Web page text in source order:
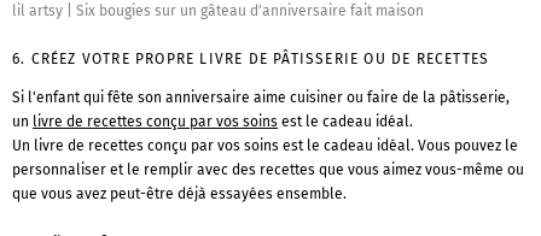
lil artsy Six bougies sur un gâteau d'anniversaire fait maison
6. CRÉEZ VOTRE PROPRE LIVRE DE PÂTISSERIE OU DE RECETTES
Si l'enfant qui fête son anniversaire aime cuisiner ou faire de la pâtisserie,
un livre de recettes conçu par vos soins est le cadeau idéal.
Un livre de recettes conçu par vos soins est le cadeau idéal. Vous pouvez le
personnaliser et le remplir avec des recettes que vous aimez vous-même ou
que vous avez peut-être déjà essayées ensemble.